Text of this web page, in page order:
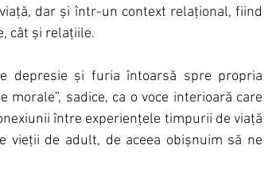
dar și într-un context relațional, fiind
cât și relațiile.
depresie și furia întoarsă spre propria
sadice, ca o voce interioară care
între experiențele timpurii de viață
de adult, de aceea obișnuim să ne